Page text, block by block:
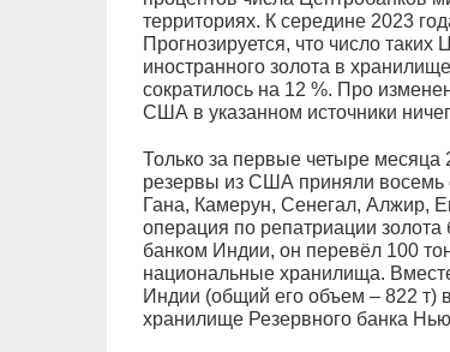
территориях. К середине 2023
Прогнозируется, что число
иностранного золота в
сократилось на 12 %. Про
США в указанном источники
Только за первые четыре месяца
резервы из США приняли восемь
Гана, Камерун, Сенегал, Алжир,
операция по репатриации
банком Индии, он перевёл 100
национальные хранилища. Вместе
Индии (общий его объем – 822 т)
хранилище Резервного банка